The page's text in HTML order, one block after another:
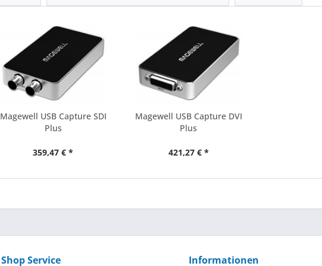
Magewell USB Capture SDI
Plus
359,47 € *
Magewell USB Capture DVI
Plus
421,27 € *
Shop Service Informationen